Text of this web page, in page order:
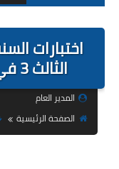
الثالث 3 في مادة العلوم الفيزيائية
المدير العام
الصفحة الرئيسية